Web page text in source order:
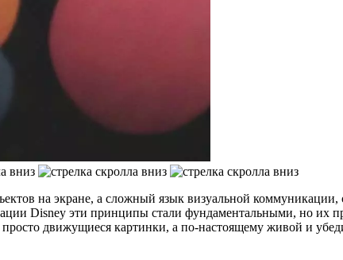
на экране, а сложный язык визуальной коммуникации,
Disney эти принципы стали фундаментальными, но их
просто движущиеся картинки, а по-настоящему живой и